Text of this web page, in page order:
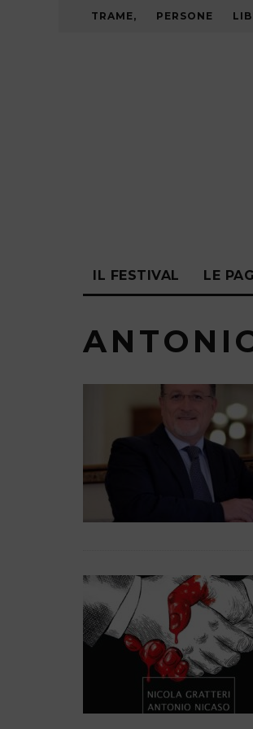
TRAME, PERSONE
IL FESTIVAL LE